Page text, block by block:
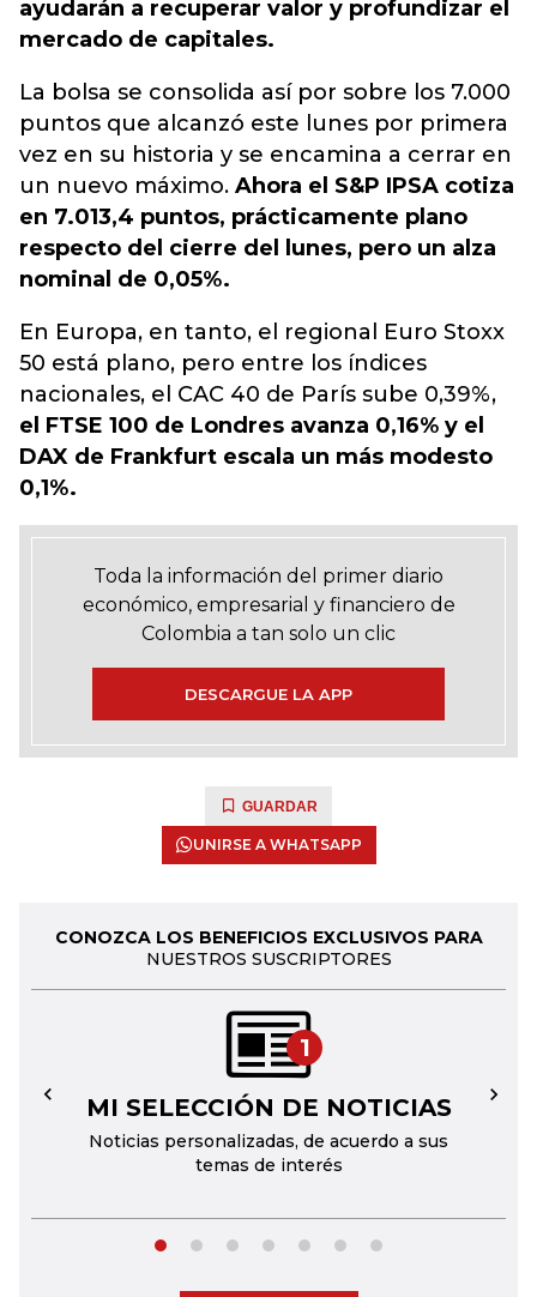
ayudarán a recuperar valor y profundizar el
mercado de capitales.
La bolsa se consolida así por sobre los 7.000
puntos que alcanzó este lunes por primera
vez en su historia y se encamina a cerrar en
un nuevo máximo. Ahora el S&P IPSA cotiza
en 7.013,4 puntos, prácticamente plano
respecto del cierre del lunes, pero un alza
nominal de 0,05%.
En Europa, en tanto, el regional Euro Stoxx
50 está plano, pero entre los índices
nacionales, el CAC 40 de París sube 0,39%,
el FTSE 100 de Londres avanza 0,16% y el
DAX de Frankfurt escala un más modesto
0,1%.
Toda la información del primer diario
económico, empresarial y financiero de
Colombia a tan solo un clic
DESCARGUE LA APP
GUARDAR
UNIRSE A WHATSAPP
CONOZCA LOS BENEFICIOS EXCLUSIVOS PARA
NUESTROS SUSCRIPTORES
1
MI SELECCIÓN DE NOTICIAS
Noticias personalizadas, de acuerdo a sus
temas de interés
← →